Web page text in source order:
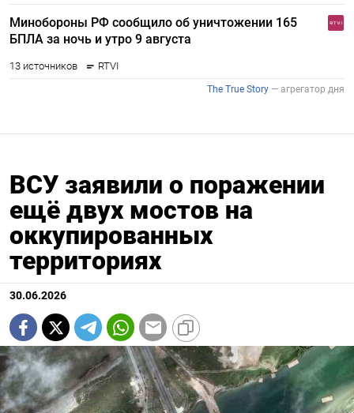
ВСУ заявили о поражении
ещё двух мостов на
оккупированных
территориях
30.06.2026